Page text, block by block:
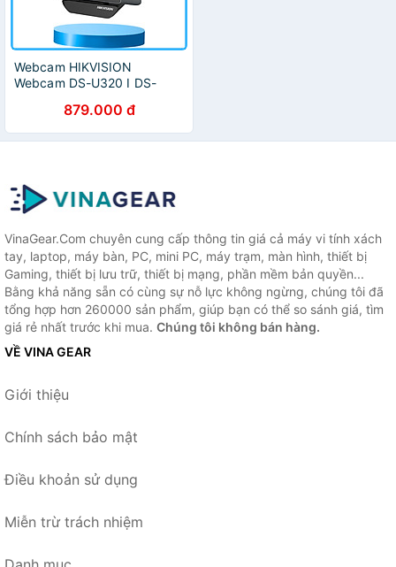
Webcam HIKVISION
Webcam DS-U320 I DS-
879.000 đ
VinaGear.Com chuyên cung cấp thông tin giá cả máy vi tính xách
tay, laptop, máy bàn, PC, mini PC, máy trạm, màn hình, thiết bị
Gaming, thiết bị lưu trữ, thiết bị mạng, phần mềm bản quyền...
Bằng khả năng sẵn có cùng sự nỗ lực không ngừng, chúng tôi đã
tổng hợp hơn 260000 sản phẩm, giúp bạn có thể so sánh giá, tìm
giá rẻ nhất trước khi mua. Chúng tôi không bán hàng.
VỀ VINA GEAR
Giới thiệu
Chính sách bảo mật
Điều khoản sử dụng
Miễn trừ trách nhiệm